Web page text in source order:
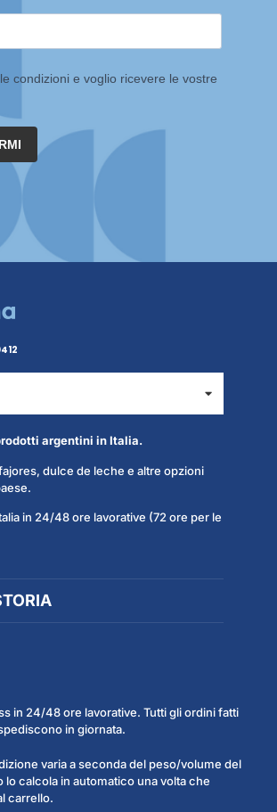
condizioni e voglio ricevere le vostre
argentini in Italia.
dulce de leche e altre opzioni
in 24/48 ore lavorative (72 ore per le
in 24/48 ore lavorative. Tutti gli ordini fatti
in giornata.
varia a seconda del peso/volume del
lo calcola in automatico una volta che
carrello.